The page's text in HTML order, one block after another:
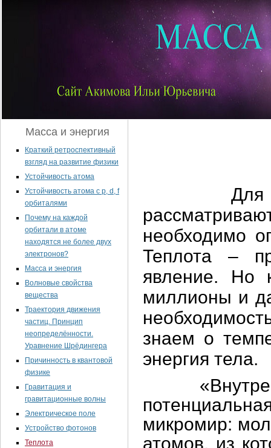
Масса и энергия
Краткий ретроспективный
взгляд на развитие физики
Устойчивость атома
Устойчивость атома с p, d, f
орбиталями
Почему на каждой
орбитали в атоме
находятся не более двух
электронов?
Масса и энергия
Волновые свойства
вещества
Траектория движения
частиц. Принцип
неопределённости.
Уравнение Шрёдингера
Причинность в квантовой
физике
Гравитация и
гравитационные волны
Электрическое поле
Устройство фотонов
Теплота
Для
необходимо
Теплота –
явление. Но
миллионы и
знаем о
энергия тела.
микромир:
атомов, из